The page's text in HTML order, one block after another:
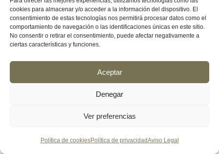
cookies para almacenar y/o acceder a la información del dispositivo. El
consentimiento de estas tecnologías nos permitirá procesar datos como el
comportamiento de navegación o las identificaciones únicas en este sitio.
No consentir o retirar el consentimiento, puede afectar negativamente a
ciertas características y funciones.
Aceptar
Denegar
Ver preferencias
Política de cookiesPolítica de privacidadAviso Legal